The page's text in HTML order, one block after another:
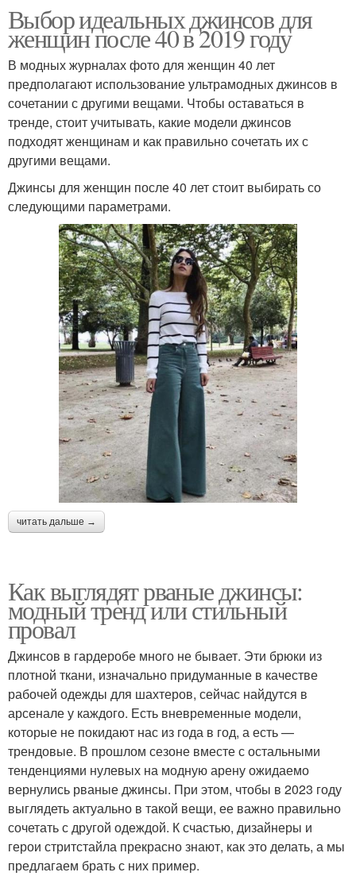
Выбор идеальных джинсов для
женщин после 40 в 2019 году
В модных журналах фото для женщин 40 лет
предполагают использование ультрамодных джинсов в
сочетании с другими вещами. Чтобы оставаться в
тренде, стоит учитывать, какие модели джинсов
подходят женщинам и как правильно сочетать их с
другими вещами.
Джинсы для женщин после 40 лет стоит выбирать со
следующими параметрами.
читать дальше →
Как выглядят рваные джинсы:
модный тренд или стильный
провал
Джинсов в гардеробе много не бывает. Эти брюки из
плотной ткани, изначально придуманные в качестве
рабочей одежды для шахтеров, сейчас найдутся в
арсенале у каждого. Есть вневременные модели,
которые не покидают нас из года в год, а есть —
трендовые. В прошлом сезоне вместе с остальными
тенденциями нулевых на модную арену ожидаемо
вернулись рваные джинсы. При этом, чтобы в 2023 году
выглядеть актуально в такой вещи, ее важно правильно
сочетать с другой одеждой. К счастью, дизайнеры и
герои стритстайла прекрасно знают, как это делать, а мы
предлагаем брать с них пример.